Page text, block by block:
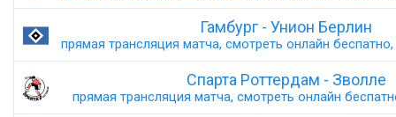
Гамбург - Унион Берлин
прямая трансляция матча, смотреть онлайн
Спарта Роттердам - Зволле
прямая трансляция матча, смотреть онлайн